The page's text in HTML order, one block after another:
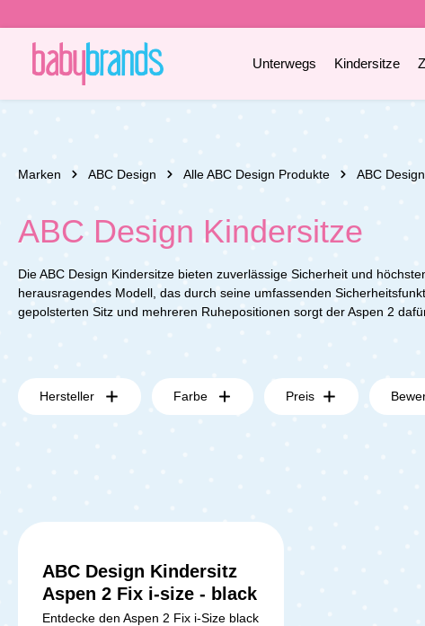
Unterwegs Kindersitze
Marken ABC Design Alle ABC Design Produkte ABC
ABC Design Kindersitze
Die ABC Design Kindersitze bieten zuverlässige Sicherheit und
herausragendes Modell, das durch seine umfassenden
gepolsterten Sitz und mehreren Ruhepositionen sorgt der Aspen 2
Hersteller Farbe Preis
Durchschnittliche Bewertung von 5 von 5
ABC Design Kindersitz
Aspen 2 Fix i-size - black
Entdecke den Aspen 2 Fix i-Size black